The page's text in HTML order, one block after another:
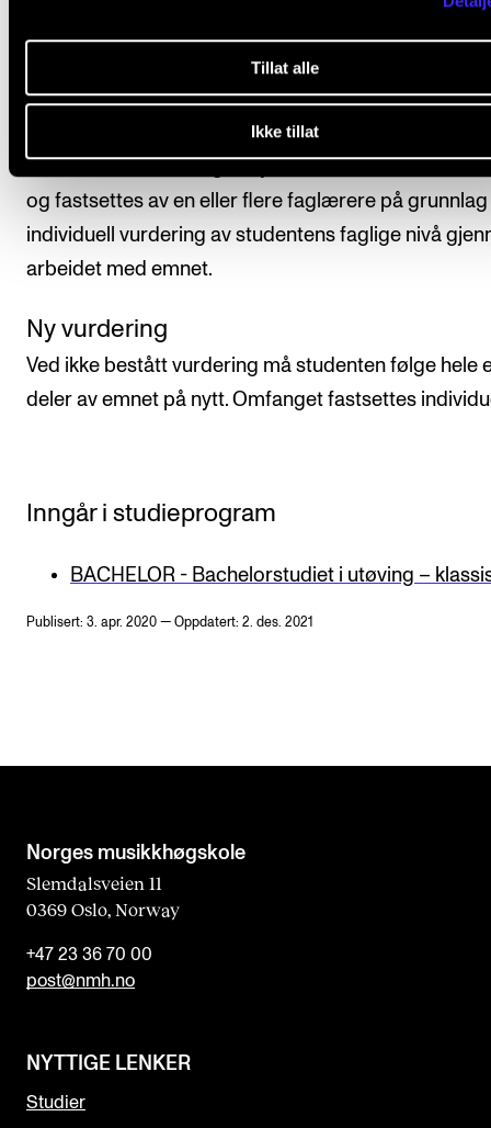
Tillat alle
Ikke tillat
Alle arbeidskrav i emnet må være godkjent for at
studenten skal få avsluttende vurdering.
Studenten vurderes i forhold til emnets læringsmål.
Avsluttende vurdering uttrykkes med bestått/ ikke
og fastsettes av en eller flere faglærere på grunnlag
individuell vurdering av studentens faglige nivå
arbeidet med emnet.
Ny vurdering
Ved ikke bestått vurdering må studenten følge hele
deler av emnet på nytt. Omfanget fastsettes
Inngår i studieprogram
BACHELOR - Bachelorstudiet i utøving –
Publisert: 3. apr. 2020 — Oppdatert: 2. des. 2021
Norges musikk­høgskole
Slemdalsveien 11
0369 Oslo, Norway
+47 23 36 70 00
post@nmh.no
NYTTIGE LENKER
Studier